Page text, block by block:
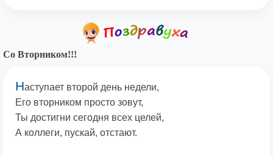
Со Вторником!!!
Наступает второй день недели,
Его вторником просто зовут,
Ты достигни сегодня всех целей,
А коллеги, пускай, отстают.